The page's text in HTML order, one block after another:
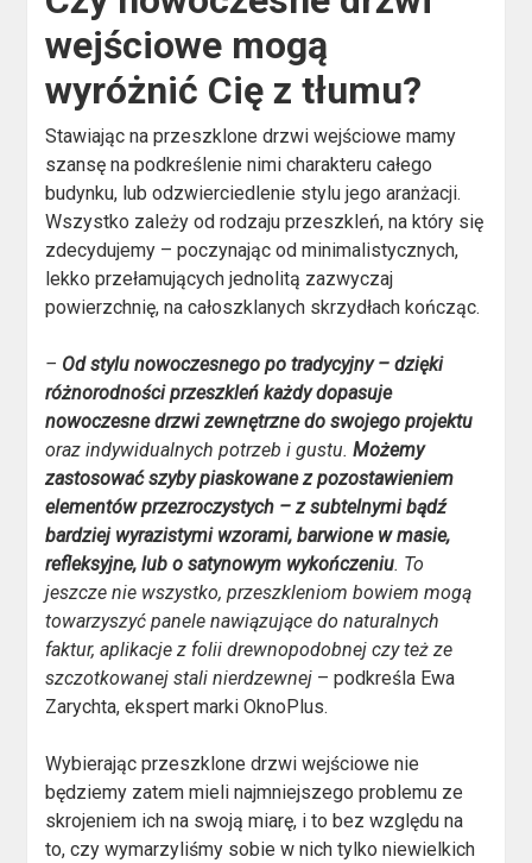
wejściowe mogą
wyróżnić Cię z tłumu?
Stawiając na przeszklone drzwi wejściowe mamy
szansę na podkreślenie nimi charakteru całego
budynku, lub odzwierciedlenie stylu jego aranżacji.
Wszystko zależy od rodzaju przeszkleń, na który się
zdecydujemy – poczynając od minimalistycznych,
lekko przełamujących jednolitą zazwyczaj
powierzchnię, na całoszklanych skrzydłach kończąc.
– Od stylu nowoczesnego po tradycyjny – dzięki
różnorodności przeszkleń każdy dopasuje
nowoczesne drzwi zewnętrzne do swojego projektu
oraz indywidualnych potrzeb i gustu.Możemy
zastosować szyby piaskowane z pozostawieniem
elementów przezroczystych – z subtelnymi bądź
bardziej wyrazistymi wzorami, barwione w masie,
refleksyjne, lub o satynowym wykończeniu. To
jeszcze nie wszystko, przeszkleniom bowiem mogą
towarzyszyć panele nawiązujące do naturalnych
faktur, aplikacje z folii drewnopodobnej czy też ze
szczotkowanej stali nierdzewnej – podkreśla Ewa
Zarychta, ekspert marki OknoPlus.
Wybierając przeszklone drzwi wejściowe nie
będziemy zatem mieli najmniejszego problemu ze
skrojeniem ich na swoją miarę, i to bez względu na
to, czy wymarzyliśmy sobie w nich tylko niewielkich